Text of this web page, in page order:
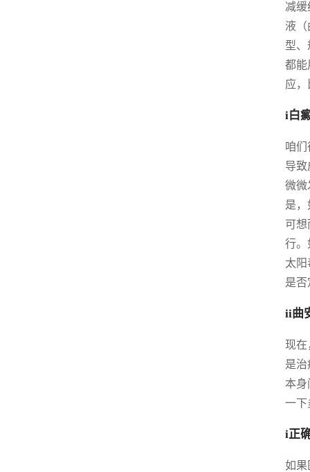
减
液（
型、
都能
应，
i白
咱
导
微微
是
可
行。
太
是否
ii曲
现在
是
本身
一下
i正
如果